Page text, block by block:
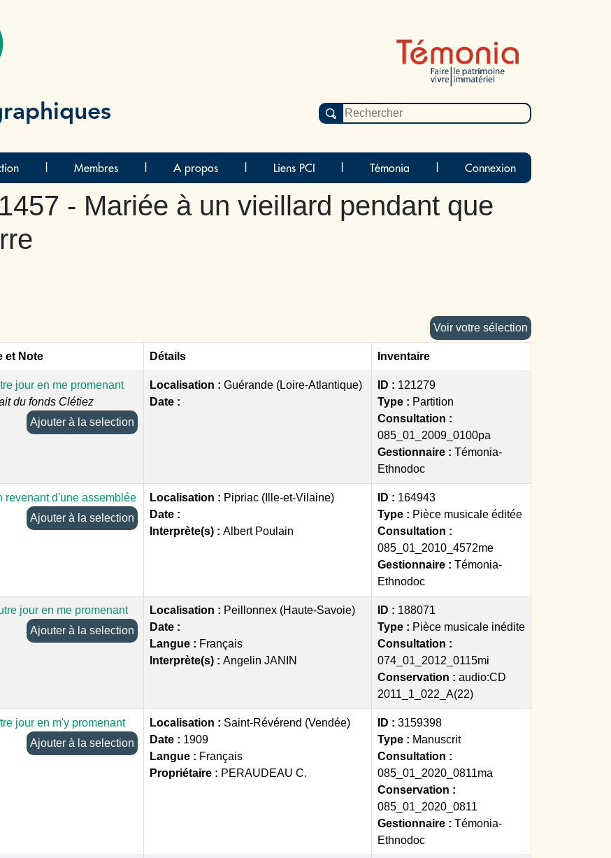
Membres A propos Liens PCI Témonia Connexion
- Mariée à un vieillard pendant que
Voir votre sélection
et Note Détails Inventaire
jour en me promenant
du fonds Clétiez
Ajouter à la selection
Localisation : Guérande (Loire-Atlantique)
Date :
ID : 121279
Type : Partition
Consultation :
085_01_2009_0100pa
Gestionnaire : Témonia-
Ethnodoc
revenant d'une assemblée
Ajouter à la selection
Localisation : Pipriac (Ille-et-Vilaine)
Date :
Interprète(s) : Albert Poulain
ID : 164943
Type : Pièce musicale éditée
Consultation :
085_01_2010_4572me
Gestionnaire : Témonia-
Ethnodoc
jour en me promenant
Ajouter à la selection
Localisation : Peillonnex (Haute-Savoie)
Date :
Langue : Français
Interprète(s) : Angelin JANIN
ID : 188071
Type : Pièce musicale inédite
Consultation :
074_01_2012_0115mi
Conservation : audio:CD
2011_1_022_A(22)
jour en m'y promenant
Ajouter à la selection
Localisation : Saint-Révérend (Vendée)
Date : 1909
Langue : Français
Propriétaire : PERAUDEAU C.
ID : 3159398
Type : Manuscrit
Consultation :
085_01_2020_0811ma
Conservation :
085_01_2020_0811
Gestionnaire : Témonia-
Ethnodoc